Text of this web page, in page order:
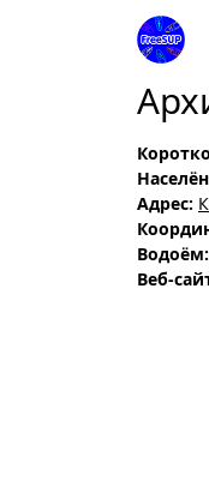
Адрес:
Водоём:
Веб-